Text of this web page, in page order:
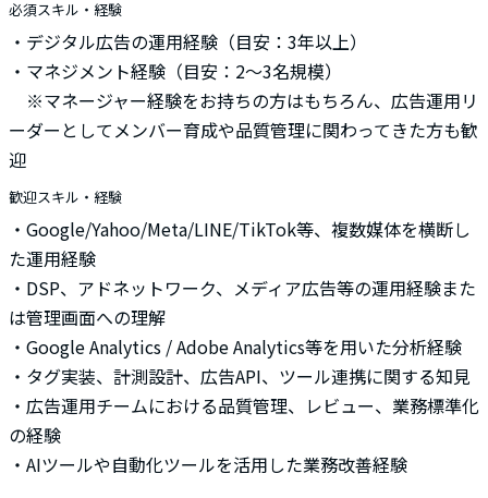
必須スキル・経験
・デジタル広告の運用経験（目安：3年以上）
・マネジメント経験（目安：2～3名規模）
※マネージャー経験をお持ちの方はもちろん、広告運用リ
ーダーとしてメンバー育成や品質管理に関わってきた方も歓
迎
歓迎スキル・経験
・Google/Yahoo/Meta/LINE/TikTok等、複数媒体を横断し
た運用経験
・DSP、アドネットワーク、メディア広告等の運用経験また
は管理画面への理解
・Google Analytics / Adobe Analytics等を用いた分析経験
・タグ実装、計測設計、広告API、ツール連携に関する知見
・広告運用チームにおける品質管理、レビュー、業務標準化
の経験
・AIツールや自動化ツールを活用した業務改善経験